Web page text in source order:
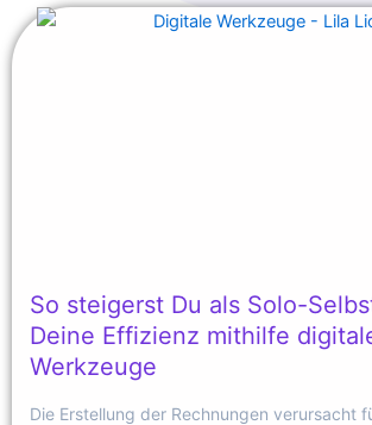
So steigerst Du als Solo-
Deine Effizienz mithilfe
Werkzeuge
Die Erstellung der Rechnungen verursacht